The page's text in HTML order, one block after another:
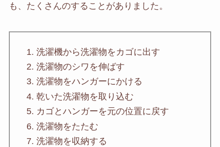
も、たくさんのすることがありました。
洗濯機から洗濯物をカゴに出す
洗濯物のシワを伸ばす
洗濯物をハンガーにかける
乾いた洗濯物を取り込む
カゴとハンガーを元の位置に戻す
洗濯物をたたむ
洗濯物を収納する